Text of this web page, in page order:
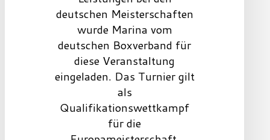
deutschen Meisterschaften
wurde Marina vom
deutschen Boxverband für
diese Veranstaltung
eingeladen. Das Turnier gilt
als
Qualifikationswettkampf
für die